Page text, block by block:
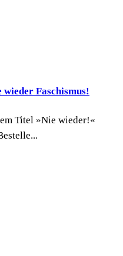
Faschismus!
Titel »Nie wieder!«